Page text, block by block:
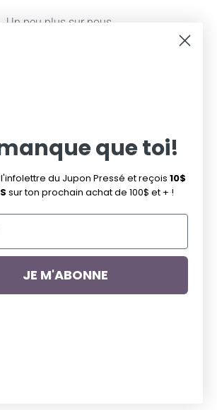
Un peu plus sur nous
Facebook
Pinterest
que toi!
du Jupon Pressé et reçois 10$
sur ton prochain achat de 100$ et + !
JE M'ABONNE